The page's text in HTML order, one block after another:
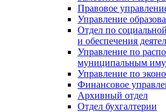
Правовое
Управление
Отдел по
и обеспечения
Управление по
муниципальным
Управление по
Финансовое
Архивный отдел
Отдел бухгалтерии